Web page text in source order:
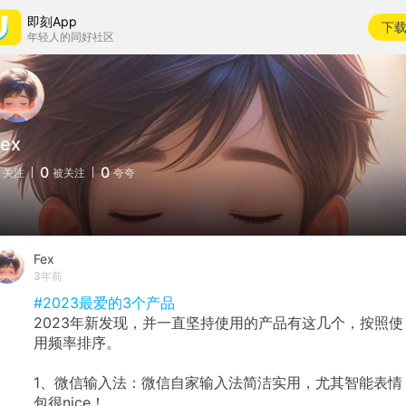
即刻App
年轻人的同好社区
下载
关注 0 被关注 0 夸夸
Fex
3年前
#2023最爱的3个产品
2023年新发现，并一直坚持使用的产品有这几个，按照使
用频率排序。
1、微信输入法：微信自家输入法简洁实用，尤其智能表情
包很nice！